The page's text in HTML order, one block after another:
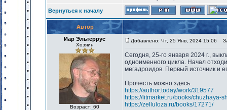
Вернуться к началу
Автор
Иар Эльтеррус
Хозяин
Возраст: 60
Добавлено: Чт, 25 Янв, 2024 15:06
Сегодня, 25-го января 2024 г.,
одноименного цикла. Начал
мегадроидов. Первый источник и
Прочесть можно здесь:
https://author.today/work/319577
https://litmarket.ru/books/chuzhaya-
https://zelluloza.ru/books/17271/